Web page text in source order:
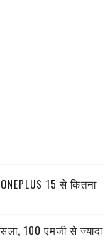
15 से कितना
100 एमजी से ज्यादा